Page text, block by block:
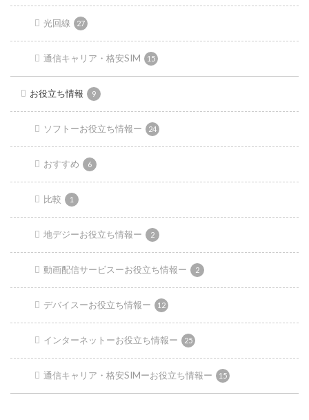
光回線 27
通信キャリア・格安SIM 15
お役立ち情報 9
ソフトーお役立ち情報ー 24
おすすめ 6
比較 1
地デジーお役立ち情報ー 2
動画配信サービスーお役立ち情報ー 2
デバイスーお役立ち情報ー 12
インターネットーお役立ち情報ー 25
通信キャリア・格安SIMーお役立ち情報ー 15